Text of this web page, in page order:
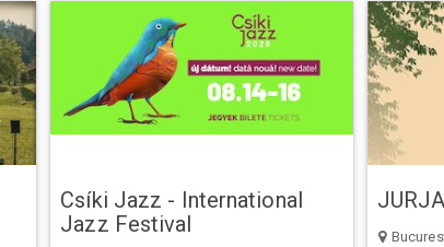
Csíki Jazz - International
Jazz Festival